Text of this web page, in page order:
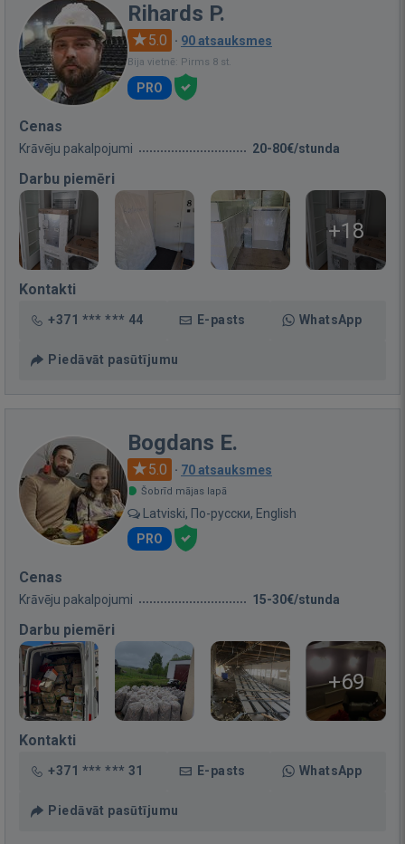
Rihards P.
5.0 · 90 atsauksmes
Bija vietnē: Pirms 8 st.
PRO
Cenas
Krāvēju pakalpojumi 20-80€/stunda
Darbu piemēri
+18
Kontakti
+371 *** *** 44 E-pasts WhatsApp
Piedāvāt pasūtījumu
Bogdans E.
5.0 · 70 atsauksmes
Šobrīd mājas lapā
Latviski, По-русски, English
PRO
Cenas
Krāvēju pakalpojumi 15-30€/stunda
Darbu piemēri
+69
Kontakti
+371 *** *** 31 E-pasts WhatsApp
Piedāvāt pasūtījumu